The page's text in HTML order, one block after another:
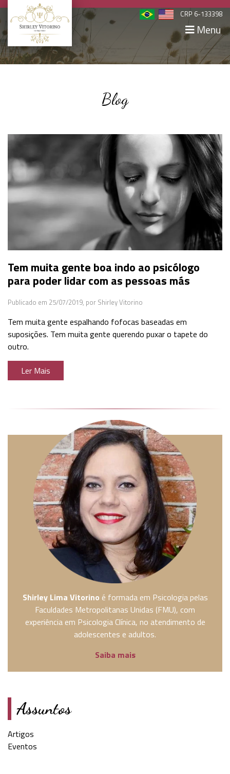
CRP 6-133398
Menu
Blog
Tem muita gente boa indo ao psicólogo
para poder lidar com as pessoas más
Publicado em 25/07/2019, por Shirley Vitorino
Tem muita gente espalhando fofocas baseadas em
suposições. Tem muita gente querendo puxar o tapete do
outro.
Ler Mais
Shirley Lima Vitorino é formada em Psicologia pelas
Faculdades Metropolitanas Unidas (FMU), com
experiência em Psicologia Clínica, no atendimento de
adolescentes e adultos.
Saiba mais
Assuntos
Artigos
Eventos